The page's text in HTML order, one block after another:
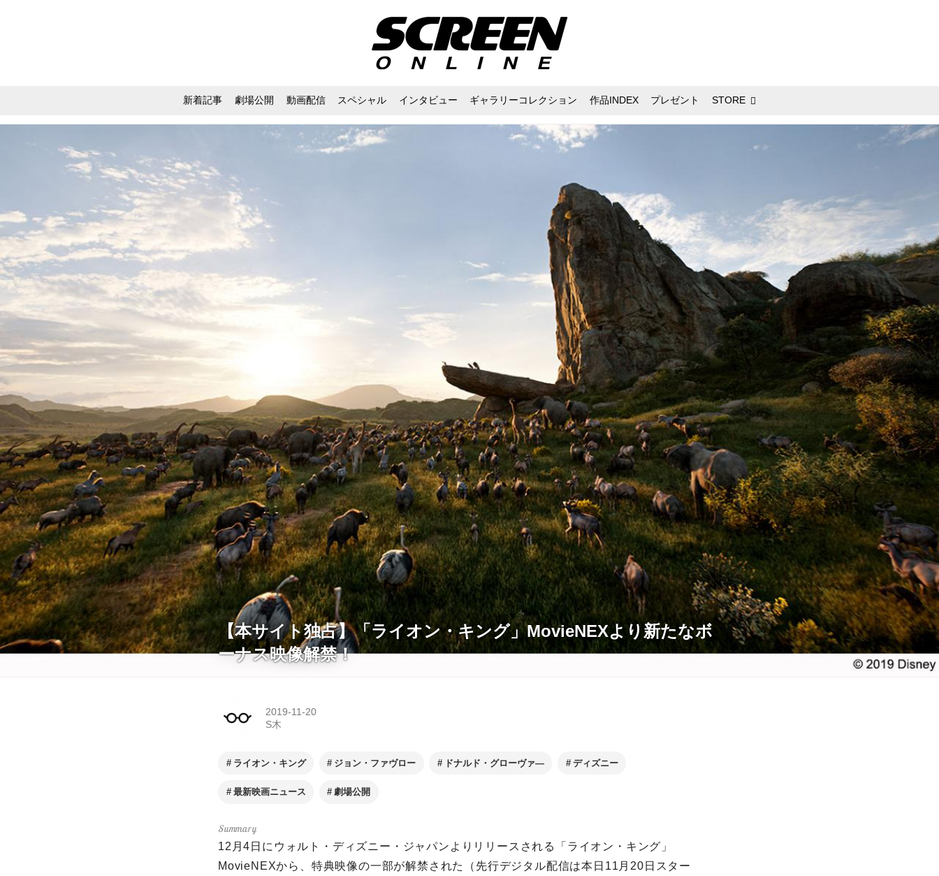
新着記事 劇場公開 動画配信 スペシャル インタビュー ギャラリーコレクション 作品INDEX プレゼント STORE
【本サイト独占】「ライオン・キング」MovieNEXより新たなボ
ーナス映像解禁！
2019-11-20
S木
ライオン・キング ジョン・ファヴロー ドナルド・グローヴァ― ディズニー
最新映画ニュース 劇場公開
12月4日にウォルト・ディズニー・ジャパンよりリリースされる「ライオン・キング」
MovieNEXから、特典映像の一部が解禁された（先行デジタル配信は本日11月20日スター